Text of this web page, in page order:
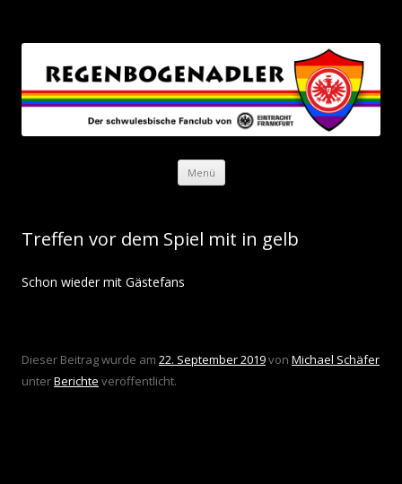
Menü Zum Inhalt springen
Treffen vor dem Spiel mit in gelb
Schon wieder mit Gästefans
Dieser Beitrag wurde am 22. September 2019von Michael Schäfer
unterBerichte veröffentlicht.